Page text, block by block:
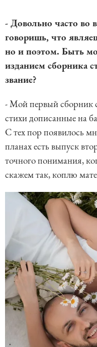
- Довольно часто во
говоришь, что
но и поэтом. Быть
изданием сборника
звание?
- Мой первый сборник
стихи дописанные на
С тех пор появилось
планах есть выпуск
точного понимания,
скажем так, коплю